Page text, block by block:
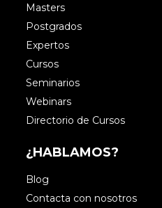
Masters
Postgrados
Expertos
Cursos
Seminarios
Webinars
Directorio de Cursos
¿HABLAMOS?
Blog
Contacta con nosotros